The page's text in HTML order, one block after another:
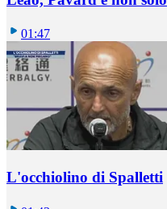
01:47
L'occhiolino di Spalletti